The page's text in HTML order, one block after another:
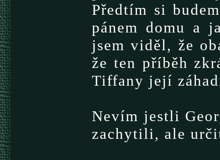
Předtím si
pánem domu a
jsem viděl, že
že ten příběh
Tiffany její
Nevím jestli
zachytili, ale